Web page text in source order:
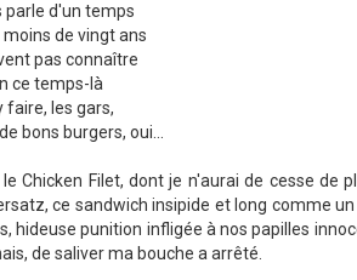
parle d'un temps
moins de vingt ans
pas connaître
ce temps-là
faire, les gars,
bons burgers, oui...
le Chicken Filet, dont je n'aurai de cesse
ce sandwich insipide et long comme
hideuse punition infligée à nos papilles
de saliver ma bouche a arrêté.